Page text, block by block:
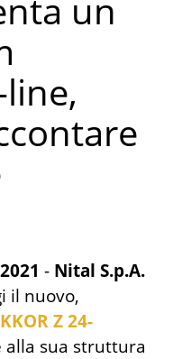
un
line,
- Nital S.p.A.
il nuovo,
Z 24-
alla sua struttura